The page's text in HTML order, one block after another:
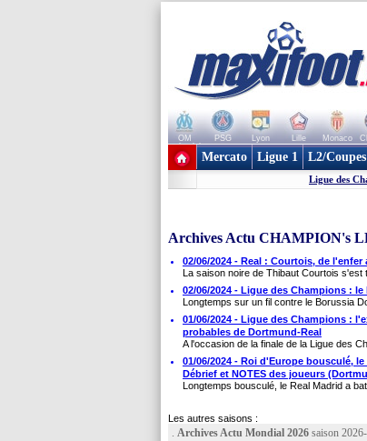
OM PSG Lyon Lille Monaco
+ de clubs
Mercato Ligue 1 L2/Coupes
Ligue des
Archives Actu CHAMPION's
02/06/2024 - Real : Courtois, de l'enfer
La saison noire de Thibaut Courtois s'est
02/06/2024 - Ligue des Champions :
Longtemps sur un fil contre le Borussia
01/06/2024 - Ligue des Champions :
probables de Dortmund-Real
A l'occasion de la finale de la Ligue des
01/06/2024 - Roi d'Europe bousculé,
Débrief et NOTES des joueurs
Longtemps bousculé, le Real Madrid a
Les autres saisons :
. Archives Actu Mondial 2026 saison